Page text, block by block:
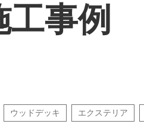
工事例
ウッドデッキ エクステリア